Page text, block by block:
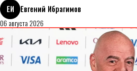
ЕИ
Евгений Ибрагимов
06 августа 2026